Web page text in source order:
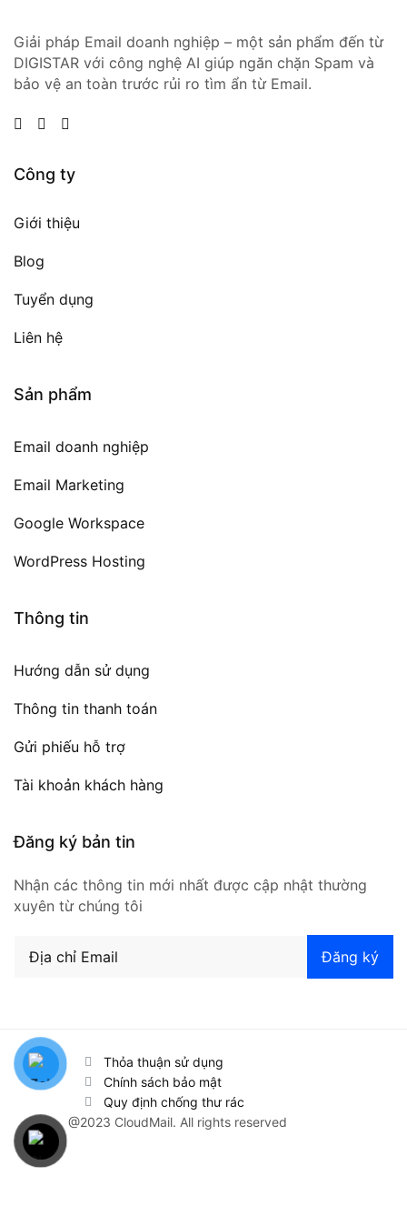
Giải pháp Email doanh nghiệp – một sản phẩm đến từ
DIGISTAR với công nghệ AI giúp ngăn chặn Spam và
bảo vệ an toàn trước rủi ro tìm ẩn từ Email.
Công ty
Giới thiệu
Blog
Tuyển dụng
Liên hệ
Sản phẩm
Email doanh nghiệp
Email Marketing
Google Workspace
WordPress Hosting
Thông tin
Hướng dẫn sử dụng
Thông tin thanh toán
Gửi phiếu hỗ trợ
Tài khoản khách hàng
Đăng ký bản tin
Nhận các thông tin mới nhất được cập nhật thường
xuyên từ chúng tôi
@2023 CloudMail. All rights reserved
Thỏa thuận sử dụng
Chính sách bảo mật
Quy định chống thư rác